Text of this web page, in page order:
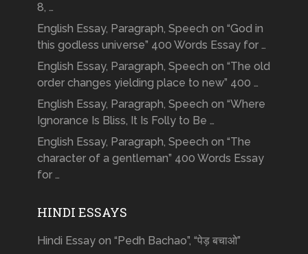
8, …
English Essay, Paragraph, Speech on “God in
this godless universe” 400 Words Essay for …
English Essay, Paragraph, Speech on “The old
order changes yielding place to new” 400 …
English Essay, Paragraph, Speech on “Where
Ignorance Is Bliss, It Is Folly to Be …
English Essay, Paragraph, Speech on “The
character of a gentleman” 400 Words Essay
for …
HINDI ESSAYS
Hindi Essay on “Pedh Bachao”, “पेड़ बचाओ”